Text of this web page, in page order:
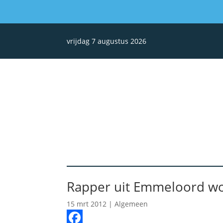
vrijdag 7 augustus 2026
Rapper uit Emmeloord
15 mrt 2012 |Algemeen